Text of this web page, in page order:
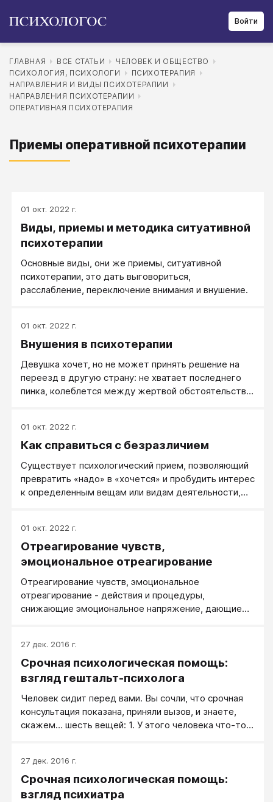
Войти
ГЛАВНАЯ ВСЕ СТАТЬИ
ЧЕЛОВЕК И ОБЩЕСТВО
ПСИХОЛОГИЯ, ПСИХОЛОГИ
ПСИХОТЕРАПИЯ
НАПРАВЛЕНИЯ И ВИДЫ ПСИХОТЕРАПИИ
НАПРАВЛЕНИЯ ПСИХОТЕРАПИИ
ОПЕРАТИВНАЯ ПСИХОТЕРАПИЯ
Приемы оперативной психотерапии
01 окт. 2022 г.
Виды, приемы и методика ситуативной
психотерапии
Основные виды, они же приемы, ситуативной
психотерапии, это дать выговориться,
расслабление, переключение внимания и внушение.
01 окт. 2022 г.
Внушения в психотерапии
Девушка хочет, но не может принять решение на
переезд в другую страну: не хватает последнего
пинка, колеблется между жертвой обстоятельств и
чтобы не бояться. Вплоть до упражнений перед
зеркалом: «Ты можешь все!»
01 окт. 2022 г.
Как справиться с безразличием
Существует психологический прием, позволяющий
превратить «надо» в «хочется» и пробудить интерес
к определенным вещам или видам деятельности,
влияния и, подобно гомеопатии, использует правило
«лечи подобное подобным». Ничто так не
мотивирует к работе как несколько дней
01 окт. 2022 г.
Отреагирование чувств,
эмоциональное отреагирование
Отреагирование чувств, эмоциональное
отреагирование - действия и процедуры,
снижающие эмоциональное напряжение, дающие
27 дек. 2016 г.
Срочная психологическая помощь:
взгляд гештальт-психолога
Человек сидит перед вами. Вы сочли, что срочная
консультация показана, приняли вызов, и знаете,
скажем… шесть вещей: 1. У этого человека что-то
4. Время ограничено, 5. Исправить или доделать
сегодняшнюю работу, скорее всего, будет нельзя,
6. Ему нужна конкретика, иначе в сложный момент
27 дек. 2016 г.
Срочная психологическая помощь:
взгляд психиатра